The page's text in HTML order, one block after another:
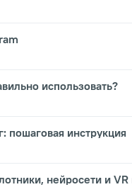
использовать?
пошаговая инструкция
нейросети и